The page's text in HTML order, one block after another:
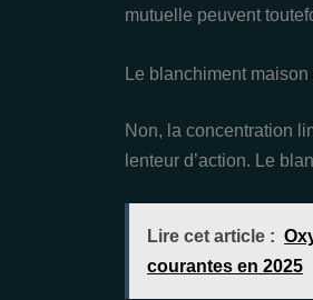
mutuelle peuvent
Le blanchiment
Non, la concentration
lenteur d’action. Le
Lire cet article :
courantes en 2025